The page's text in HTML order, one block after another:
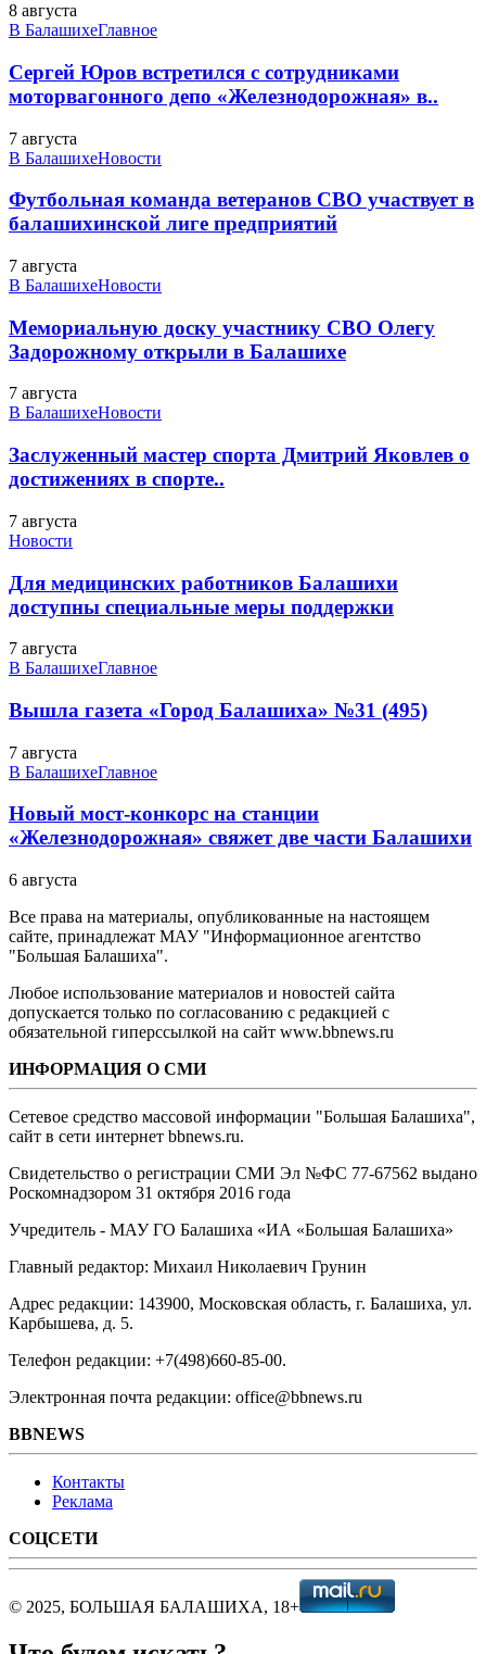
8 августа
В БалашихеГлавное
Сергей Юров встретился с сотрудниками
моторвагонного депо «Железнодорожная» в..
7 августа
В БалашихеНовости
Футбольная команда ветеранов СВО участвует в
балашихинской лиге предприятий
7 августа
В БалашихеНовости
Мемориальную доску участнику СВО Олегу
Задорожному открыли в Балашихе
7 августа
В БалашихеНовости
Заслуженный мастер спорта Дмитрий Яковлев о
достижениях в спорте..
7 августа
Новости
Для медицинских работников Балашихи
доступны специальные меры поддержки
7 августа
В БалашихеГлавное
Вышла газета «Город Балашиха» №31 (495)
7 августа
В БалашихеГлавное
Новый мост-конкорс на станции
«Железнодорожная» свяжет две части Балашихи
6 августа
Все права на материалы, опубликованные на настоящем
сайте, принадлежат МАУ "Информационное агентство
"Большая Балашиха".
Любое использование материалов и новостей сайта
допускается только по согласованию с редакцией с
обязательной гиперссылкой на сайт www.bbnews.ru
ИНФОРМАЦИЯ О СМИ
Сетевое средство массовой информации "Большая Балашиха",
сайт в сети интернет bbnews.ru.
Свидетельство о регистрации СМИ Эл №ФС ‎77-67562 выдано
Роскомнадзором 31 октября 2016 года
Учредитель - МАУ ГО Балашиха «ИА «Большая Балашиха»
Главный редактор: Михаил Николаевич Грунин
Адрес редакции: 143900, Московская область, г. Балашиха, ул.
Карбышева, д. 5.
Телефон редакции: +7(498)660-85-00.
Электронная почта редакции: office@bbnews.ru
BBNEWS
Контакты
Реклама
СОЦСЕТИ
© 2025, БОЛЬШАЯ БАЛАШИХА, 18+